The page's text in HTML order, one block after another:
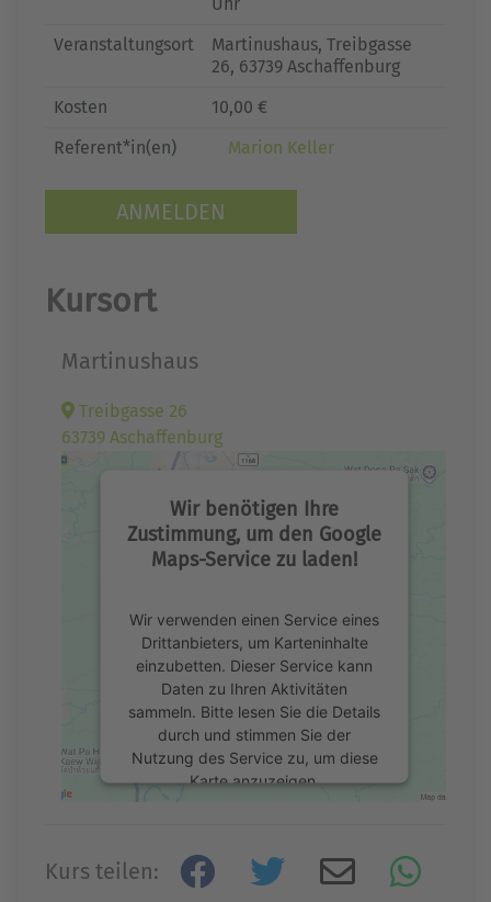
Veranstaltungsort
Martinushaus, Treibgasse
26, 63739 Aschaffenburg
Kosten
10,00 €
Referent*in(en)
Marion Keller
ANMELDEN
Kursort
Martinushaus
Treibgasse 26
63739 Aschaffenburg
Wir benötigen Ihre
Zustimmung, um den Google
Maps-Service zu laden!
Wir verwenden einen Service eines
Drittanbieters, um Karteninhalte
einzubetten. Dieser Service kann
Daten zu Ihren Aktivitäten
sammeln. Bitte lesen Sie die Details
durch und stimmen Sie der
Nutzung des Service zu, um diese
Karte anzuzeigen.
Kurs teilen: